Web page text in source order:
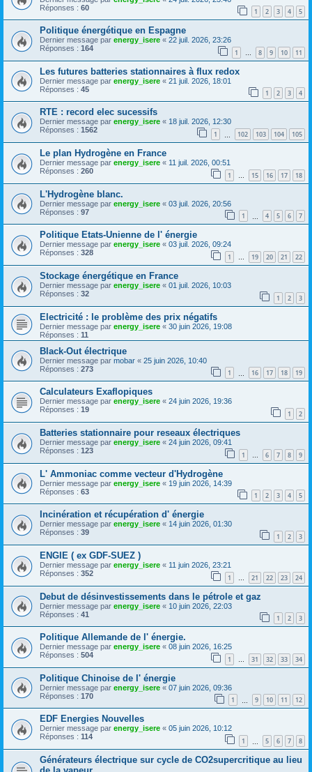
Réponses : 60 1 2 3 4 5
Politique énergétique en Espagne
Dernier message par energy_isere « 22 juil. 2026, 23:26
Réponses : 164 1 … 8 9 10 11
Les futures batteries stationnaires à flux redox
Dernier message par energy_isere « 21 juil. 2026, 18:01
Réponses : 45 1 2 3 4
RTE : record elec sucessifs
Dernier message par energy_isere « 18 juil. 2026, 12:30
Réponses : 1562 1 102 103 104 105
Le plan Hydrogène en France
Dernier message par energy_isere « 11 juil. 2026, 00:51
Réponses : 260 1 … 15 16 17 18
L'Hydrogène blanc.
Dernier message par energy_isere « 03 juil. 2026, 20:56
Réponses : 97 1 4 5 6 7
Politique Etats-Unienne de l' énergie
Dernier message par energy_isere « 03 juil. 2026, 09:24
Réponses : 328 1 … 19 20 21 22
Stockage énergétique en France
Dernier message par energy_isere « 01 juil. 2026, 10:03
Réponses : 32 1 2 3
Electricité : le problème des prix négatifs
Dernier message par energy_isere « 30 juin 2026, 19:08
Réponses : 11
Black-Out électrique
Dernier message par mobar « 25 juin 2026, 10:40
Réponses : 273 1 16 17 18 19
Calculateurs Exaflopiques
Dernier message par energy_isere « 24 juin 2026, 19:36
Réponses : 19 1 2
Batteries stationnaire pour reseaux électriques
Dernier message par energy_isere « 24 juin 2026, 09:41
Réponses : 123 1 … 6 7 8 9
L' Ammoniac comme vecteur d'Hydrogène
Dernier message par energy_isere « 19 juin 2026, 14:39
Réponses : 63 1 2 3 4 5
Incinération et récupération d' énergie
Dernier message par energy_isere « 14 juin 2026, 01:30
Réponses : 39 1 2 3
ENGIE ( ex GDF-SUEZ )
Dernier message par energy_isere « 11 juin 2026, 23:21
Réponses : 352 1 21 22 23 24
Debut de désinvestissements dans le pétrole et gaz
Dernier message par energy_isere « 10 juin 2026, 22:03
Réponses : 41 1 2 3
Politique Allemande de l' énergie.
Dernier message par energy_isere « 08 juin 2026, 16:25
Réponses : 504 1 … 31 32 33 34
Politique Chinoise de l' énergie
Dernier message par energy_isere « 07 juin 2026, 09:36
Réponses : 170 1 9 10 11 12
EDF Energies Nouvelles
Dernier message par energy_isere « 05 juin 2026, 10:12
Réponses : 114 1 5 6 7 8
Générateurs électrique sur cycle de CO2supercritique au lieu